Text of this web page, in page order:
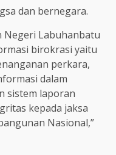
dan bernegara.
Negeri Labuhanbatu
birokrasi yaitu
perkara,
dalam
sistem laporan
kepada jaksa
Nasional,”